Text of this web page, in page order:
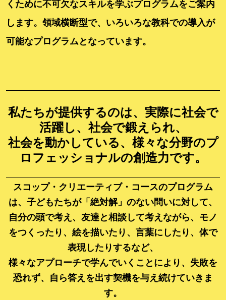
くために不可欠なスキルを学ぶプログラムをご案内
します。 領域横断型で、いろいろな教科での導入が
可能なプログラムとなっています。
私たちが提供するのは、実際に社会で
活躍し、社会で鍛えられ、
社会を動かしている、様々な分野のプ
ロフェッショナルの創造力です。
スコップ・クリエーティブ・コースのプログラム
は、子どもたちが「絶対解」のない問いに対して、
自分の頭で考え、友達と相談して考えながら、モノ
をつくったり、絵を描いたり、言葉にしたり、体で
表現したりするなど、
様々なアプローチで学んでいくことにより、失敗を
恐れず、自ら答えを出す契機を与え続けていきま
す。